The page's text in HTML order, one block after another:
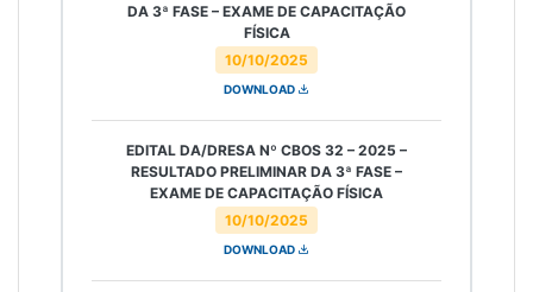
10/10/2025
DA 3ª FASE – EXAME DE CAPACITAÇÃO
FÍSICA
DOWNLOAD
10/10/2025
EDITAL DA/DRESA Nº CBOS 32 – 2025 –
RESULTADO PRELIMINAR DA 3ª FASE –
EXAME DE CAPACITAÇÃO FÍSICA
DOWNLOAD